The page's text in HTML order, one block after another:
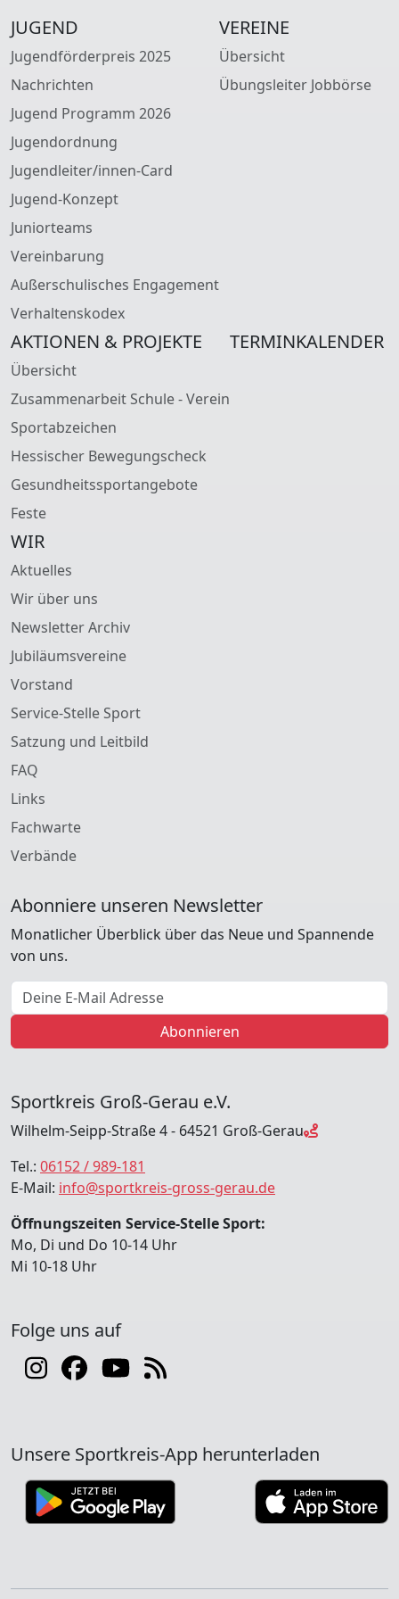
JUGEND
Jugendförderpreis 2025
Nachrichten
Jugend Programm 2026
Jugendordnung
Jugendleiter/innen-Card
Jugend-Konzept
Juniorteams
Vereinbarung
Außerschulisches Engagement
Verhaltenskodex
VEREINE
Übersicht
Übungsleiter Jobbörse
AKTIONEN & PROJEKTE
Übersicht
Zusammenarbeit Schule - Verein
Sportabzeichen
Hessischer Bewegungscheck
Gesundheitssportangebote
Feste
TERMINKALENDER
WIR
Aktuelles
Wir über uns
Newsletter Archiv
Jubiläumsvereine
Vorstand
Service-Stelle Sport
Satzung und Leitbild
FAQ
Links
Fachwarte
Verbände
Abonniere unseren Newsletter
Monatlicher Überblick über das Neue und Spannende
von uns.
E-Mail Adresse
Abonnieren
Sportkreis Groß-Gerau e.V.
Wilhelm-Seipp-Straße 4 - 64521 Groß-Gerau
Tel.: 06152 / 989-181
E-Mail: info@sportkreis-gross-gerau.de
Öffnungszeiten Service-Stelle Sport:
Mo, Di und Do 10-14 Uhr
Mi 10-18 Uhr
Folge uns auf
Unsere Sportkreis-App herunterladen